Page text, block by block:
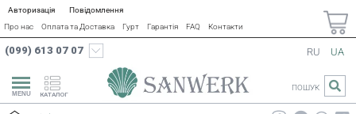
Авторизація
Повідомлення
Про нас
Оплата та Доставка Гурт Гарантія FAQ Контакти
(099) 613 07 07
КАТАЛОГ
RU UA
ПОШУК